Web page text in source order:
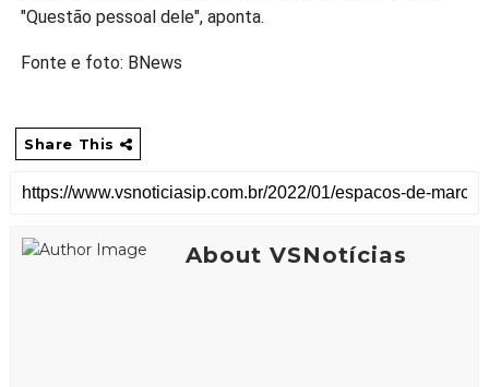
"Questão pessoal dele", aponta.
Fonte e foto: BNews
Share This
About VSNotícias